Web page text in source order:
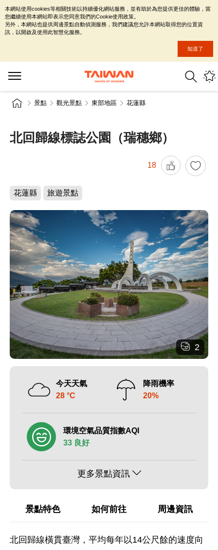
景點 觀光景點 東部地區 花蓮縣
北回歸線標誌公園（瑞穗鄉）
18
花蓮縣 旅遊景點
2
今天天氣
28 °C
降雨機率
20%
環境空氣品質指數AQI
33 良好
更多景點資訊
景點特色 如何前往 周邊資訊
北回歸線橫貫臺灣，平均每年以14公尺餘的速度向
本網站使用cookies等相關技術以持續優化網站服務，並有助於為您提供更佳的體驗，當
您繼續使用本網站即表示您同意我們的Cookie使用政策。
另外，本網站也提供周邊景點自動偵測服務，我們建議您允許本網站取得您的位置資
訊，以開啟及使用此智慧化服務。
知道了